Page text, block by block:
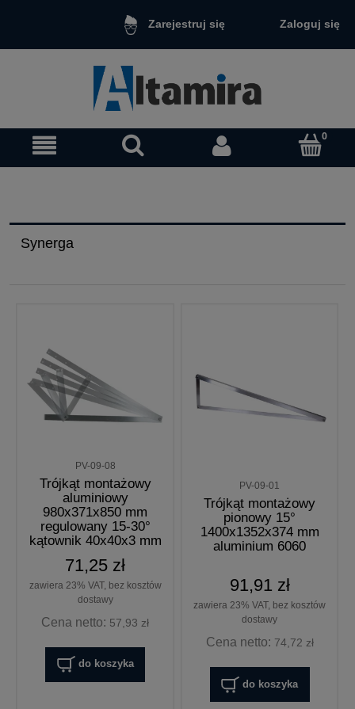
Zarejestruj się Zaloguj się
Synerga
PV-09-08
Trójkąt montażowy
aluminiowy
980x371x850 mm
regulowany 15-30°
kątownik 40x40x3 mm
71,25 zł
zawiera 23% VAT, bez kosztów
dostawy
Cena netto: 57,93 zł
do koszyka
PV-09-01
Trójkąt montażowy
pionowy 15°
1400x1352x374 mm
aluminium 6060
91,91 zł
zawiera 23% VAT, bez kosztów
dostawy
Cena netto: 74,72 zł
do koszyka